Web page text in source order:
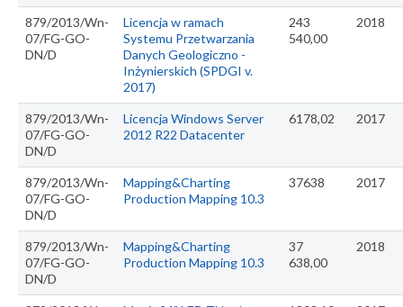
879/2013/Wn-
07/FG-GO-
DN/D
Licencja w ramach
Systemu Przetwarzania
Danych Geologiczno -
Inżynierskich (SPDGI v.
2017)
243
540,00
2018
879/2013/Wn-
07/FG-GO-
DN/D
Licencja Windows Server
2012 R22 Datacenter
6178,02 2017
879/2013/Wn-
07/FG-GO-
DN/D
Mapping&Charting
Production Mapping 10.3
37638 2017
879/2013/Wn-
07/FG-GO-
DN/D
Mapping&Charting
Production Mapping 10.3
37
638,00
2018